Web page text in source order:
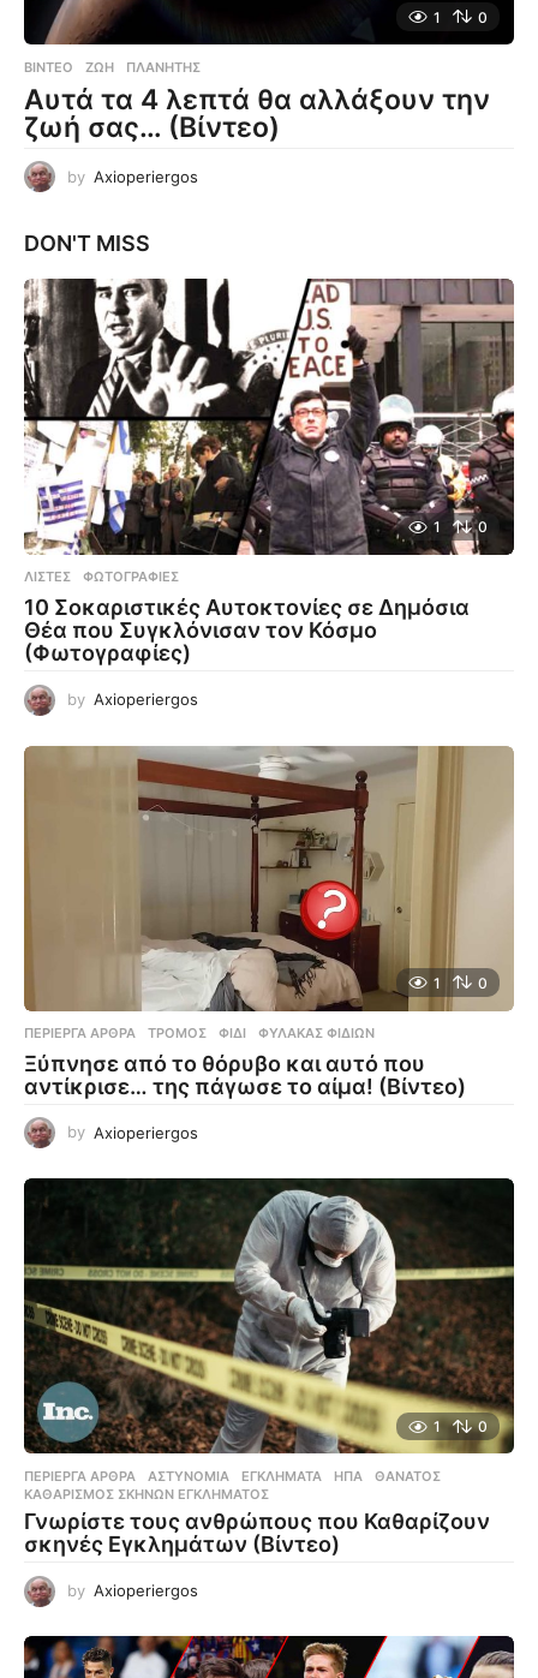
1 0
ΒΊΝΤΕΟ ΖΩΉ ,ΠΛΑΝΉΤΗΣ
Αυτά τα 4 λεπτά θα αλλάξουν την
ζωή σας… (Βίντεο)
by Axioperiergos
DON'T MISS
1 0
ΛΊΣΤΕΣ ,ΦΩΤΟΓΡΑΦΊΕΣ
10 Σοκαριστικές Αυτοκτονίες σε Δημόσια
Θέα που Συγκλόνισαν τον Κόσμο
(Φωτογραφίες)
by Axioperiergos
1 0
ΠΕΡΊΕΡΓΑ ΆΡΘΡΑ ΤΡΌΜΟΣ ,ΦΊΔΙ ,ΦΎΛΑΚΑΣ ΦΙΔΙΏΝ
Ξύπνησε από το θόρυβο και αυτό που
αντίκρισε… της πάγωσε το αίμα! (Βίντεο)
by Axioperiergos
1 0
ΠΕΡΊΕΡΓΑ ΆΡΘΡΑ ΑΣΤΥΝΟΜΊΑ ,ΕΓΚΛΉΜΑΤΑ ,ΗΠΑ ,ΘΆΝΑΤΟΣ
ΚΑΘΑΡΙΣΜΌΣ ΣΚΗΝΏΝ ΕΓΚΛΉΜΑΤΟΣ
Γνωρίστε τους ανθρώπους που Καθαρίζουν
σκηνές Εγκλημάτων (Βίντεο)
by Axioperiergos